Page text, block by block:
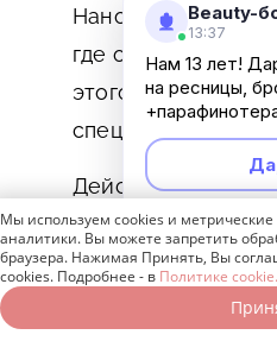
Наносите штрихи
где очевидно
этого пройдитесь
специальной
Действуя так, вы
результат,
глаза, а брови
объемнее. Не
Beauty-
13:37
Нам 13 лет!
на ресницы,
Мы используем cookies и
аналитики. Вы можете запретить
браузера. Нажимая Принять, Вы
cookies. Подробнее - в Политике cookie.